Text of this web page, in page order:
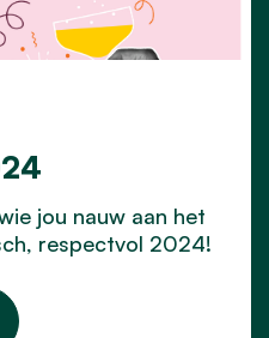
jou nauw aan het
respectvol 2024!